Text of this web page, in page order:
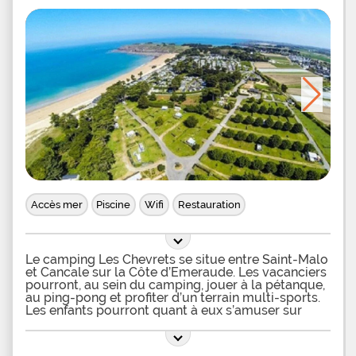
Accès mer Piscine Wifi Restauration
Le camping Les Chevrets se situe entre Saint-Malo
et Cancale sur la Côte d’Emeraude. Les vacanciers
pourront, au sein du camping, jouer à la pétanque,
au ping-pong et profiter d’un terrain multi-sports.
Les enfants pourront quant à eux s’amuser sur
toboggans et autres équipements récréatifs
adaptés à leur âge. Le camping propose des